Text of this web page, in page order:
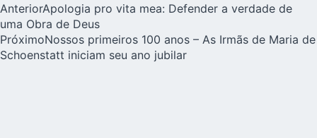
AnteriorApologia pro vita mea: Defender a verdade de
uma Obra de Deus
PróximoNossos primeiros 100 anos – As Irmãs de Maria de
Schoenstatt iniciam seu ano jubilar